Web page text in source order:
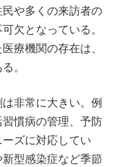
や多くの来訪者の
欠となっている。
療機関の存在は、
。
非常に大きい。例
慣病の管理、予防
ズに対応してい
型感染症など季節